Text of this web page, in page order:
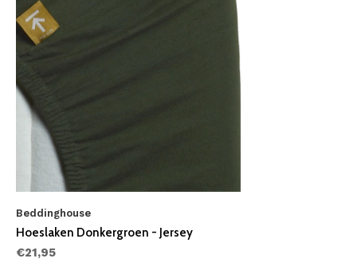
Beddinghouse
Hoeslaken Donkergroen - Jersey
€21,95